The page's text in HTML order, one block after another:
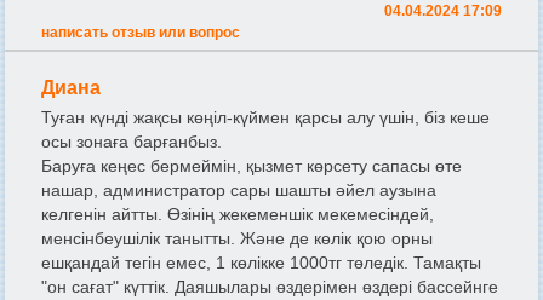
04.04.2024 17:09
написать отзыв или вопрос
Диана
Туған күнді жақсы көңіл-күймен қарсы алу үшін, біз кеше
осы зонаға барғанбыз.
Баруға кеңес бермеймін, қызмет көрсету сапасы өте
нашар, администратор сары шашты әйел аузына
келгенін айтты. Өзінің жекеменшік мекемесіндей,
менсінбеушілік танытты. Және де көлік қою орны
ешқандай тегін емес, 1 көлікке 1000тг төледік. Тамақты
"он сағат" күттік. Даяшылары өздерімен өздері бассейнге